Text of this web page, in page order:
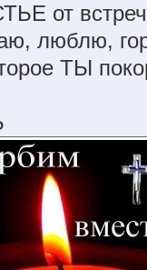
от
люблю,
ТЫ